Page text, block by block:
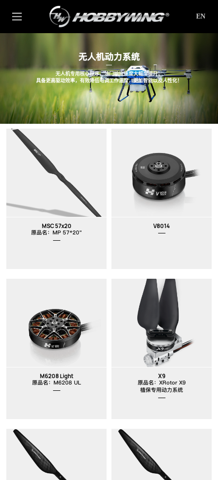
EN
无人机动力系统
无人机专用核心程序，油门响应速度大幅度提升，
具备更高驱动效率，有效降低电调工作温度，更加智能以及人性化！
MSC 57x20
原品名：MP 57*20"
V8014
M6208 Light
原品名：M6208 UL
X9
原品名：XRotor X9
植保专用动力系统